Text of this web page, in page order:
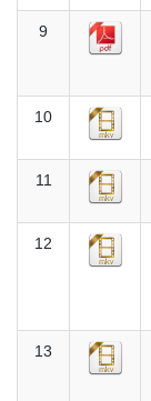
9
10
11
12
13